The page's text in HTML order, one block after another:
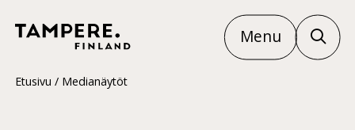
Menu
Etusivu / Medianäytöt